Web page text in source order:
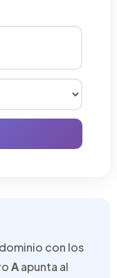
con los
Aapunta al